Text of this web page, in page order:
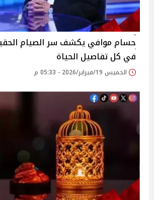
حسام موافي يكشف سر الصيام
في كل تفاصيل الحياة
الخميس 19/فبراير/2026 - 05:33 م